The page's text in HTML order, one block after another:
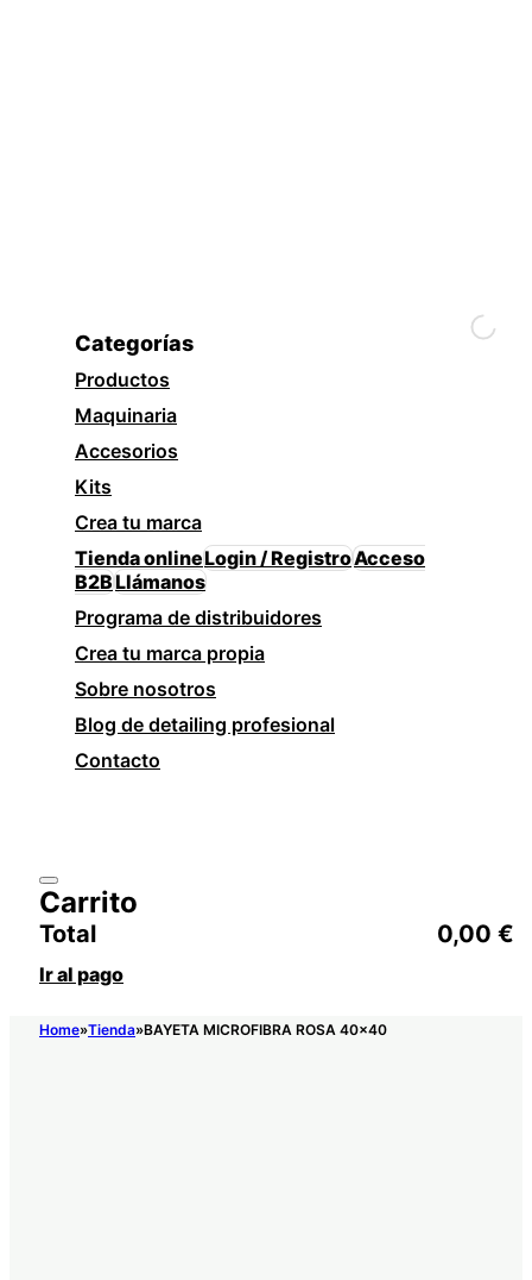
Categorías
Productos
Maquinaria
Accesorios
Kits
Crea tu marca
Tienda onlineLogin / RegistroAcceso
B2BLlámanos
Programa de distribuidores
Crea tu marca propia
Sobre nosotros
Blog de detailing profesional
Contacto
Carrito
Total 0,00 €
Ir al pago
Home Tienda BAYETA MICROFIBRA ROSA 40×40